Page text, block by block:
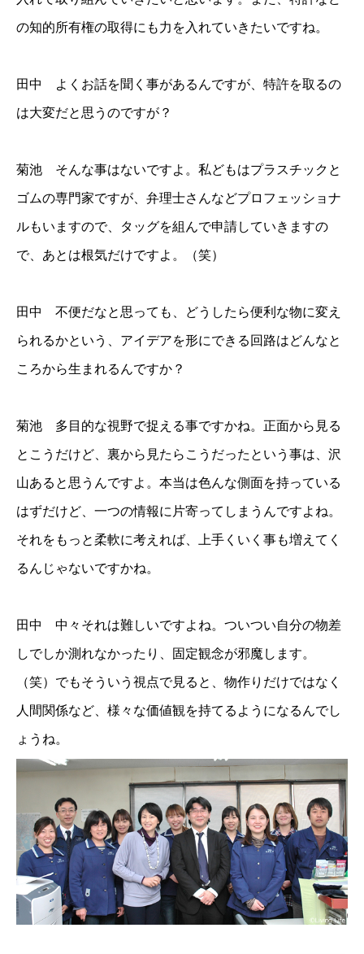
の知的所有権の取得にも力を入れていきたいですね。
田中 よくお話を聞く事があるんですが、特許を取るの
は大変だと思うのですが？
菊池 そんな事はないですよ。私どもはプラスチックと
ゴムの専門家ですが、弁理士さんなどプロフェッショナ
ルもいますので、タッグを組んで申請していきますの
で、あとは根気だけですよ。（笑）
田中 不便だなと思っても、どうしたら便利な物に変え
られるかという、アイデアを形にできる回路はどんなと
ころから生まれるんですか？
菊池 多目的な視野で捉える事ですかね。正面から見る
とこうだけど、裏から見たらこうだったという事は、沢
山あると思うんですよ。本当は色んな側面を持っている
はずだけど、一つの情報に片寄ってしまうんですよね。
それをもっと柔軟に考えれば、上手くいく事も増えてく
るんじゃないですかね。
田中 中々それは難しいですよね。ついつい自分の物差
しでしか測れなかったり、固定観念が邪魔します。
（笑）でもそういう視点で見ると、物作りだけではなく
人間関係など、様々な価値観を持てるようになるんでし
ょうね。